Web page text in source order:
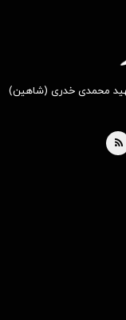
شهید محمدی خدری (شاهین)